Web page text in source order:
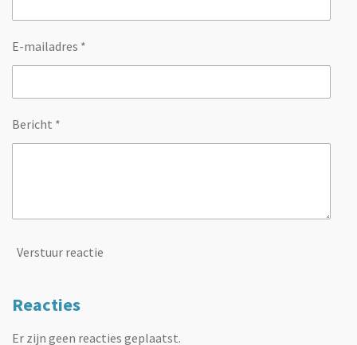
E-mailadres *
Bericht *
Verstuur reactie
Reacties
Er zijn geen reacties geplaatst.